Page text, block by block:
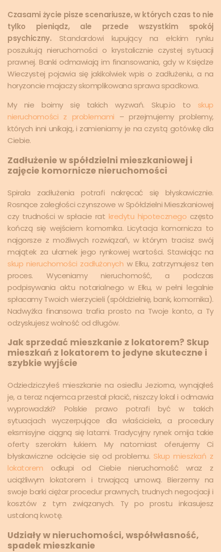
Czasami życie pisze scenariusze, w których czas to nie
tylko pieniądz, ale przede wszystkim spokój
psychiczny. Standardowi kupujący na ełckim rynku
poszukują nieruchomości o krystalicznie czystej sytuacji
prawnej. Banki odmawiają im finansowania, gdy w Księdze
Wieczystej pojawia się jakikolwiek wpis o zadłużeniu, a na
horyzoncie majaczy skomplikowana sprawa spadkowa.
My nie boimy się takich wyzwań. Skup.io to skup
nieruchomości z problemami – przejmujemy problemy,
których inni unikają, i zamieniamy je na czystą gotówkę dla
Ciebie.
Zadłużenie w spółdzielni mieszkaniowej i
zajęcie komornicze nieruchomości
Spirala zadłużenia potrafi nakręcać się błyskawicznie.
Rosnące zaległości czynszowe w Spółdzielni Mieszkaniowej
czy trudności w spłacie rat kredytu hipotecznego często
kończą się wejściem komornika. Licytacja komornicza to
najgorsze z możliwych rozwiązań, w którym tracisz swój
majątek za ułamek jego rynkowej wartości. Stawiając na
skup nieruchomości zadłużonych w Ełku, zatrzymujesz ten
proces. Wyceniamy nieruchomość, a podczas
podpisywania aktu notarialnego w Ełku, w pełni legalnie
spłacamy Twoich wierzycieli (spółdzielnię, bank, komornika).
Nadwyżka finansowa trafia prosto na Twoje konto, a Ty
odzyskujesz wolność od długów.
Jak sprzedać mieszkanie z lokatorem? Skup
mieszkań z lokatorem to jedyne skuteczne i
szybkie wyjście
Odziedziczyłeś mieszkanie na osiedlu Jeziorna, wynająłeś
je, a teraz najemca przestał płacić, niszczy lokal i odmawia
wyprowadzki? Polskie prawo potrafi być w takich
sytuacjach wyczerpujące dla właściciela, a procedury
eksmisyjne ciągną się latami. Tradycyjny rynek omija takie
oferty szerokim łukiem. My natomiast oferujemy Ci
błyskawiczne odcięcie się od problemu. Skup mieszkań z
lokatorem odkupi od Ciebie nieruchomość wraz z
uciążliwym lokatorem i trwającą umową. Bierzemy na
swoje barki ciężar procedur prawnych, trudnych negocjacji i
kosztów z tym związanych. Ty po prostu inkasujesz
ustaloną kwotę.
Udziały w nieruchomości, współwłasność,
spadek mieszkanie